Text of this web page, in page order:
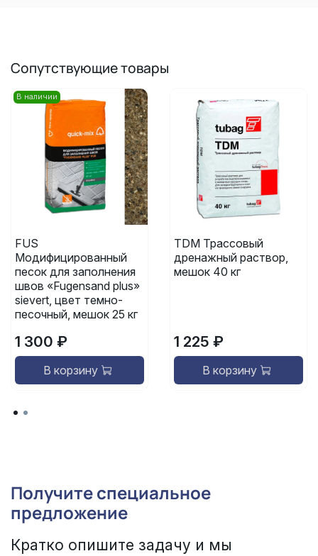
Сопутствующие товары
В наличии
FUS
Модифицированный
песок для заполнения
швов «Fugensand plus»
sievert, цвет темно-
песочный, мешок 25 кг
1 300 ₽
В корзину
TDM Трассовый
дренажный раствор,
мешок 40 кг
1 225 ₽
В корзину
Получите специальное
предложение
Кратко опишите задачу и мы